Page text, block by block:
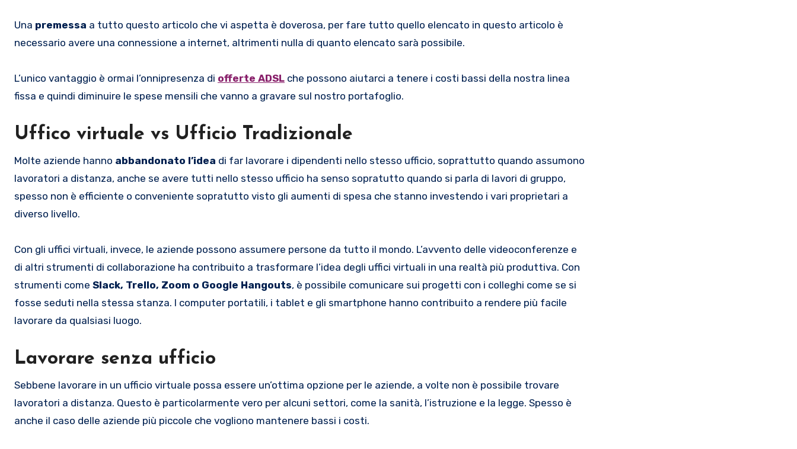
Una premessa a tutto questo articolo che vi aspetta è doverosa, per fare tutto quello elencato in questo articolo è
necessario avere una connessione a internet, altrimenti nulla di quanto elencato sarà possibile.
L’unico vantaggio è ormai l’onnipresenza di offerte ADSL che possono aiutarci a tenere i costi bassi della nostra linea
fissa e quindi diminuire le spese mensili che vanno a gravare sul nostro portafoglio.
Uffico virtuale vs Ufficio Tradizionale
Molte aziende hanno abbandonato l’idea di far lavorare i dipendenti nello stesso ufficio, soprattutto quando assumono
lavoratori a distanza, anche se avere tutti nello stesso ufficio ha senso sopratutto quando si parla di lavori di gruppo,
spesso non è efficiente o conveniente sopratutto visto gli aumenti di spesa che stanno investendo i vari proprietari a
diverso livello.
Con gli uffici virtuali, invece, le aziende possono assumere persone da tutto il mondo. L’avvento delle videoconferenze e
di altri strumenti di collaborazione ha contribuito a trasformare l’idea degli uffici virtuali in una realtà più produttiva. Con
strumenti come Slack, Trello, Zoom o Google Hangouts, è possibile comunicare sui progetti con i colleghi come se si
fosse seduti nella stessa stanza. I computer portatili, i tablet e gli smartphone hanno contribuito a rendere più facile
lavorare da qualsiasi luogo.
Lavorare senza ufficio
Sebbene lavorare in un ufficio virtuale possa essere un’ottima opzione per le aziende, a volte non è possibile trovare
lavoratori a distanza. Questo è particolarmente vero per alcuni settori, come la sanità, l’istruzione e la legge. Spesso è
anche il caso delle aziende più piccole che vogliono mantenere bassi i costi.